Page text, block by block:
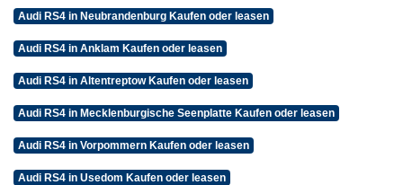
Audi RS4 in Neubrandenburg Kaufen oder leasen
Audi RS4 in Anklam Kaufen oder leasen
Audi RS4 in Altentreptow Kaufen oder leasen
Audi RS4 in Mecklenburgische Seenplatte Kaufen oder leasen
Audi RS4 in Vorpommern Kaufen oder leasen
Audi RS4 in Usedom Kaufen oder leasen